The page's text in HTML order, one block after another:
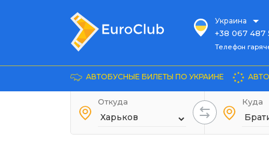
Украина
+38 067 487
Телефон гарячей
Довідка
+38 044 486
+38 067 240
+38 093 153
Телефон
АВТОБУСНЫЕ БИЛЕТЫ ПО УКРАИНЕ
Откуда Куда